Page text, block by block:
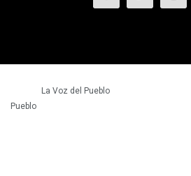
La Voz del Pueblo
Pueblo